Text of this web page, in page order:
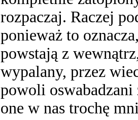
rozpaczaj. Raczej
ponieważ to
powstają z
wypalany, przez
powoli oswabadzani
one w nas trochę